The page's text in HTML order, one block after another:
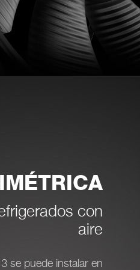
con
aire
se puede instalar en